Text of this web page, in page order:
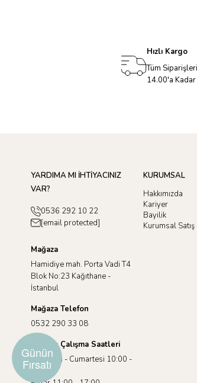
Hızlı Kargo
Tüm
14.00'a Kadar
YARDIMA MI İHTİYACINIZ
VAR?
0536 292 10 22
[email protected]
Mağaza
Hamidiye mah. Porta Vadi T4
Blok No:23 Kağıthane -
İstanbul
Mağaza Telefon
0532 290 33 08
Mağaza Çalışma Saatleri
Pazartesi - Cumartesi 10:00 -
19:00
KURUMSAL
Hakkımızda
Kariyer
Bayilik
Kurumsal Satış
Günün
Fırsatı